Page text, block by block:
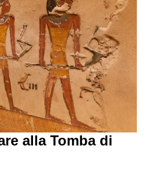
alla Tomba di